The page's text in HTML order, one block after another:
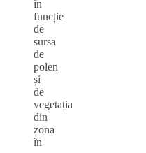
în
funcție
de
sursa
de
polen
și
de
vegetația
din
zona
în